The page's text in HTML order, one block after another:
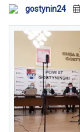
gostynin24